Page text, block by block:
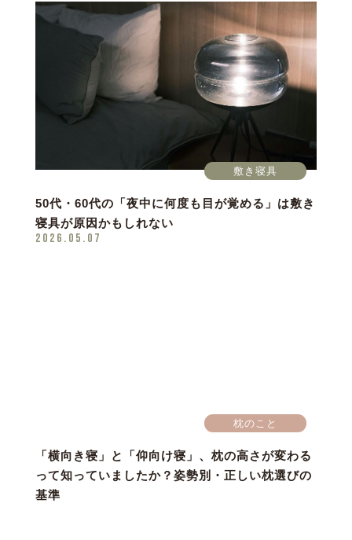
敷き寝具
50代・60代の「夜中に何度も目が覚める」は敷き
寝具が原因かもしれない
2026.05.07
枕のこと
「横向き寝」と「仰向け寝」、枕の高さが変わる
って知っていましたか？姿勢別・正しい枕選びの
基準